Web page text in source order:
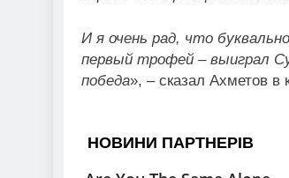
И я очень рад, что
первый трофей – выиграл
победа», – сказал Ахметов в